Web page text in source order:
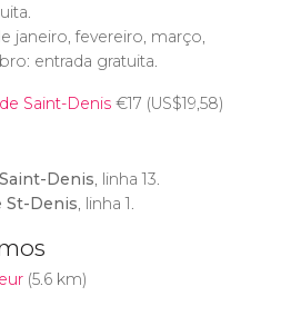
janeiro, fevereiro, março,
entrada gratuita.
Saint-Denis €17 (US$19,58)
Denis, linha 13.
St-Denis, linha 1.
(5.6 km)